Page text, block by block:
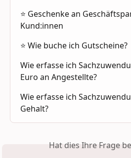
⭐ Geschenke an
Kund:innen
⭐ Wie buche ich Gutscheine?
Wie erfasse ich
Euro an Angestellte?
Wie erfasse ich
Gehalt?
Hat dies Ihre Frage